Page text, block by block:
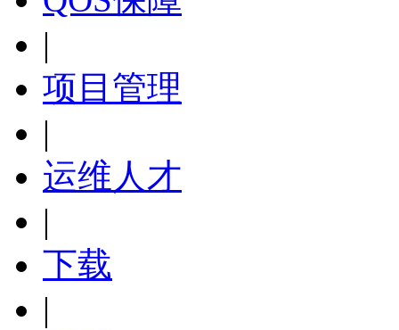
|
项目管理
|
运维人才
|
下载
|